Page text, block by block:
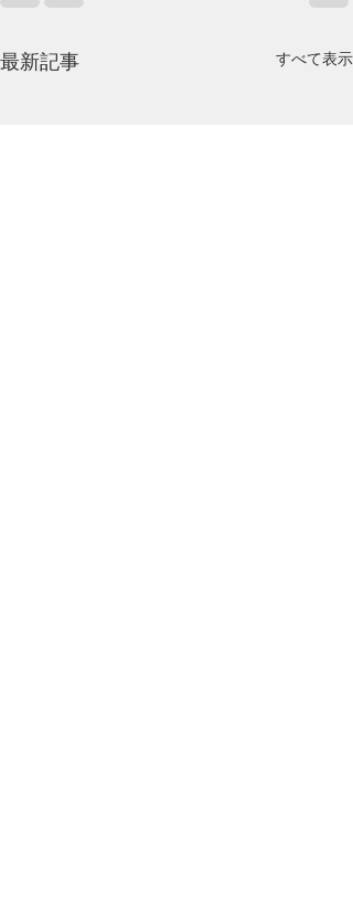
最新記事 すべて表示